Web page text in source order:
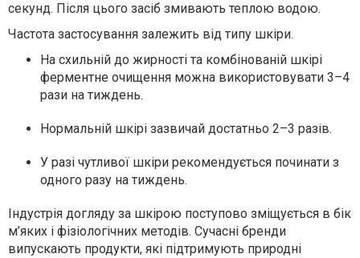
секунд. Після цього засіб змивають теплою водою.
Частота застосування залежить від типу шкіри.
На схильній до жирності та комбінованій шкірі
ферментне очищення можна використовувати 3–4
рази на тиждень.
Нормальній шкірі зазвичай достатньо 2–3 разів.
У разі чутливої шкіри рекомендується починати з
одного разу на тиждень.
Індустрія догляду за шкірою поступово зміщується в бік
м’яких і фізіологічних методів. Сучасні бренди
випускають продукти, які підтримують природні